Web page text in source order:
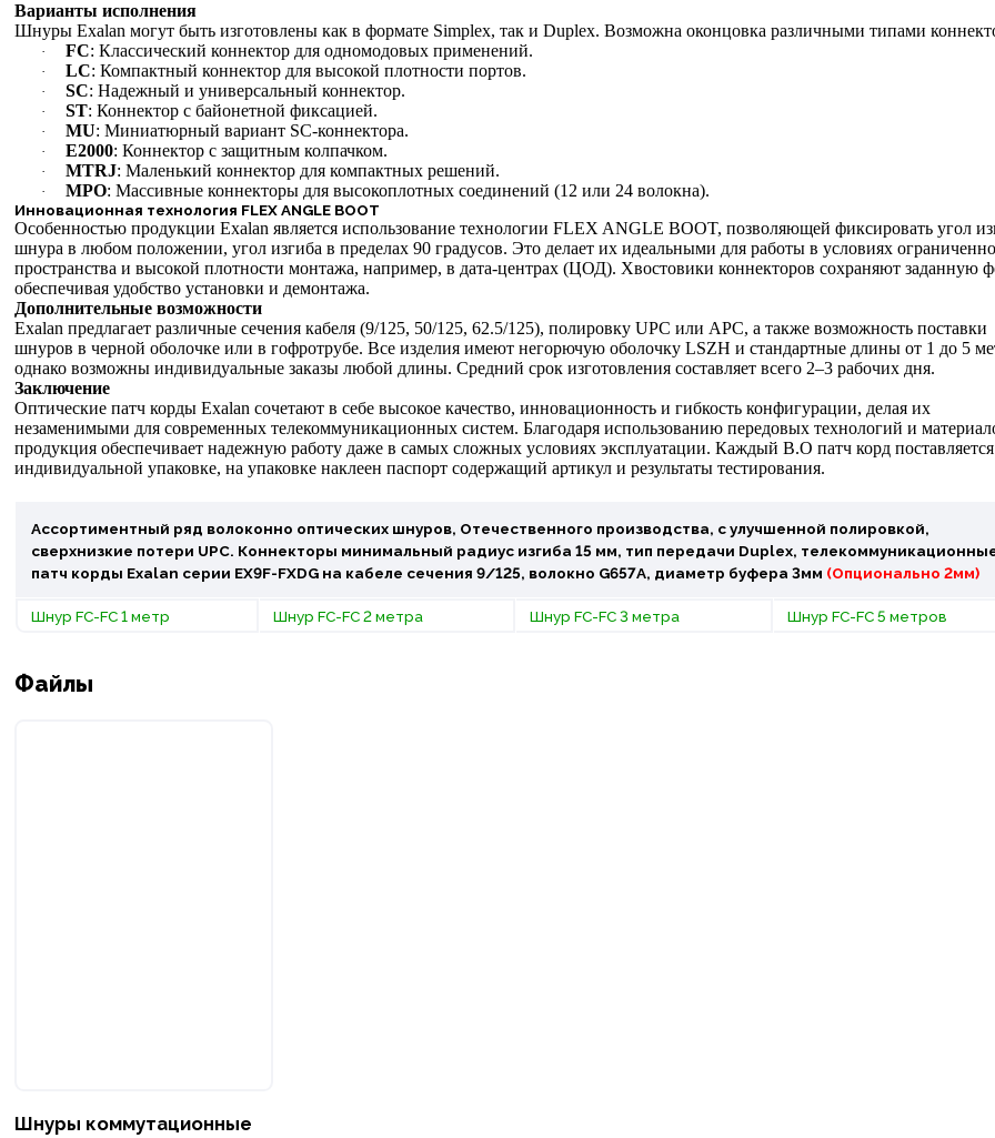
Варианты исполнения
Шнуры Exalan могут быть изготовлены как в формате Simplex, так и Duplex. Возможна оконцовка различными типами
· FC: Классический коннектор для одномодовых применений.
· LC: Компактный коннектор для высокой плотности портов.
· SC: Надежный и универсальный коннектор.
· ST: Коннектор с байонетной фиксацией.
· MU: Миниатюрный вариант SC-коннектора.
· E2000: Коннектор с защитным колпачком.
· MTRJ: Маленький коннектор для компактных решений.
· MPO: Массивные коннекторы для высокоплотных соединений (12 или 24 волокна).
Инновационная технология FLEX ANGLE BOOT
Особенностью продукции Exalan является использование технологии FLEX ANGLE BOOT, позволяющей фиксировать угол
шнура в любом положении, угол изгиба в пределах 90 градусов. Это делает их идеальными для работы в условиях
пространства и высокой плотности монтажа, например, в дата-центрах (ЦОД). Хвостовики коннекторов сохраняют заданную
обеспечивая удобство установки и демонтажа.
Дополнительные возможности
Exalan предлагает различные сечения кабеля (9/125, 50/125, 62.5/125), полировку UPC или APC, а также возможность поставки
шнуров в черной оболочке или в гофротрубе. Все изделия имеют негорючую оболочку LSZH и стандартные длины от 1 до 5
однако возможны индивидуальные заказы любой длины. Средний срок изготовления составляет всего 2–3 рабочих дня.
Заключение
Оптические патч корды Exalan сочетают в себе высокое качество, инновационность и гибкость конфигурации, делая их
незаменимыми для современных телекоммуникационных систем. Благодаря использованию передовых технологий и
продукцияобеспечивает надежную работу даже в самых сложных условиях эксплуатации. Каждый В.О патч корд
индивидуальной упаковке, на упаковке наклеен паспорт содержащий артикул и результаты тестирования.
Ассортиментный ряд волоконно оптических шнуров, Отечественного производства, с улучшенной полировкой,
сверхнизкие потери UPC. Коннекторы минимальный радиус изгиба 15 мм, тип передачи Duplex,
патч корды Exalan серии EX9F-FXDG на кабеле сечения 9/125, волокно G657A, диаметр буфера 3мм (Опционально 2мм)
Шнур FC-FC 1 метр Шнур FC-FC 2 метра Шнур FC-FC 3 метра Шнур FC-FC 5 метров
Файлы
Шнуры коммутационные